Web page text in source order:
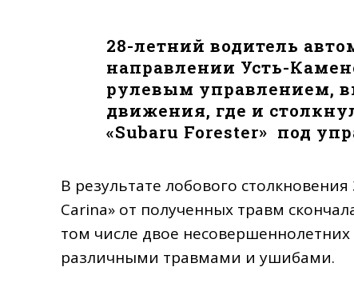
28-летний водитель
направлении Усть-
рулевым управлением,
движения, где и
«Subaru Forester» под
В результате лобового
Carina» от полученных травм
том числе двое
различными травмами и ушибами.